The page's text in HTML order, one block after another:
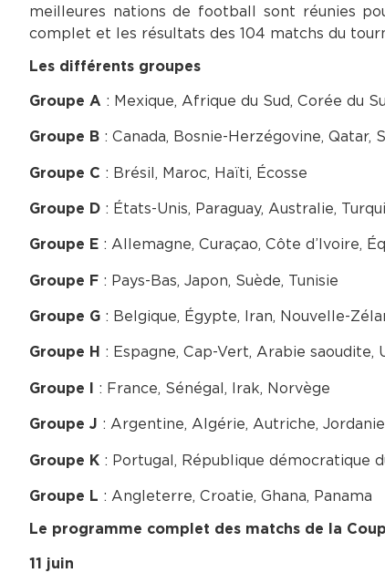
meilleures nations de football sont réunies
complet et les résultats des 104 matchs du
Les différents groupes
Groupe A : Mexique, Afrique du Sud, Corée du
Groupe B : Canada, Bosnie-Herzégovine, Qatar,
Groupe C : Brésil, Maroc, Haïti, Écosse
Groupe D : États-Unis, Paraguay, Australie,
Groupe E : Allemagne, Curaçao, Côte d’Ivoire,
Groupe F : Pays-Bas, Japon, Suède, Tunisie
Groupe G : Belgique, Égypte, Iran, Nouvelle-
Groupe H : Espagne, Cap-Vert, Arabie saoudite,
Groupe I : France, Sénégal, Irak, Norvège
Groupe J : Argentine, Algérie, Autriche, Jordanie
Groupe K : Portugal, République démocratique
Groupe L : Angleterre, Croatie, Ghana, Panama
Le programme complet des matchs de la
11 juin